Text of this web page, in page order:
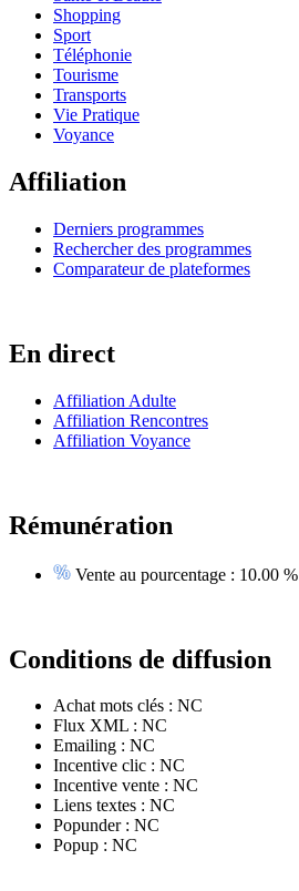
Shopping
Sport
Téléphonie
Tourisme
Transports
Vie Pratique
Voyance
Affiliation
Derniers programmes
Rechercher des programmes
Comparateur de plateformes
En direct
Affiliation Adulte
Affiliation Rencontres
Affiliation Voyance
Rémunération
Vente au pourcentage : 10.00 %
Conditions de diffusion
Achat mots clés : NC
Flux XML : NC
Emailing : NC
Incentive clic : NC
Incentive vente : NC
Liens textes : NC
Popunder : NC
Popup : NC